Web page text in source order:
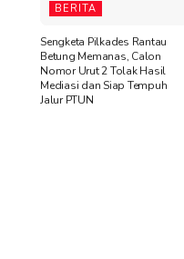
BERITA
Sengketa Pilkades Rantau
Betung Memanas, Calon
Nomor Urut 2 Tolak Hasil
Mediasi dan Siap Tempuh
Jalur PTUN